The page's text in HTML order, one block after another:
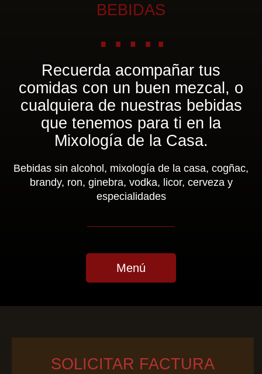
BEBIDAS
…..
Recuerda acompañar tus
comidas con un buen mezcal, o
cualquiera de nuestras bebidas
que tenemos para ti en la
Mixología de la Casa.
Bebidas sin alcohol, mixología de la casa, cogñac,
brandy, ron, ginebra, vodka, licor, cerveza y
especialidades
Menú
SOLICITAR FACTURA